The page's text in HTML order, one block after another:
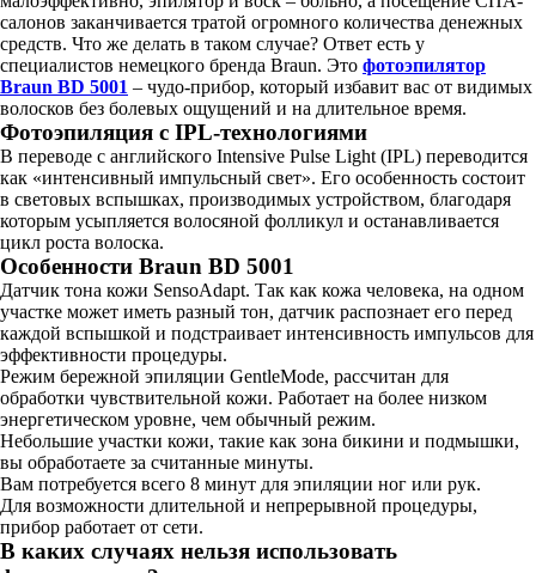
салонов заканчивается тратой огромного количества денежных
средств. Что же делать в таком случае? Ответ есть у
специалистов немецкого бренда Braun. Это фотоэпилятор
Braun BD 5001 – чудо-прибор, который избавит вас от видимых
волосков без болевых ощущений и на длительное время.
Фотоэпиляция с IPL-технологиями
В переводе с английского Intensive Pulse Light (IPL) переводится
как «интенсивный импульсный свет». Его особенность состоит
в световых вспышках, производимых устройством, благодаря
которым усыпляется волосяной фолликул и останавливается
цикл роста волоска.
Особенности Braun BD 5001
Датчик тона кожи SensoAdapt. Так как кожа человека, на одном
участке может иметь разный тон, датчик распознает его перед
каждой вспышкой и подстраивает интенсивность импульсов для
эффективности процедуры.
Режим бережной эпиляции GentleMode, рассчитан для
обработки чувствительной кожи. Работает на более низком
энергетическом уровне, чем обычный режим.
Небольшие участки кожи, такие как зона бикини и подмышки,
вы обработаете за считанные минуты.
Вам потребуется всего 8 минут для эпиляции ног или рук.
Для возможности длительной и непрерывной процедуры,
прибор работает от сети.
В каких случаях нельзя использовать